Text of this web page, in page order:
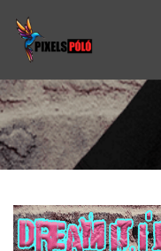
content